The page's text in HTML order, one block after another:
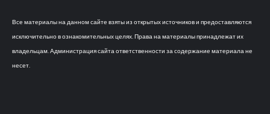
Все материалы на данном сайте взяты из открытых источников и предоставляются
исключительно в ознакомительных целях. Права на материалы принадлежат их
владельцам. Администрация сайта ответственности за содержание материала не
несет.